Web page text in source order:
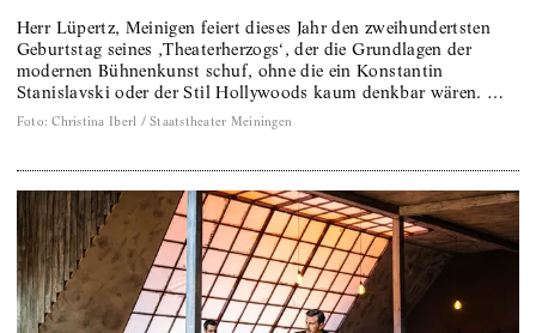
Herr Lüpertz, Meinigen feiert dieses Jahr den zweihundertsten
Geburtstag seines ‚Theaterherzogs‘, der die Grundlagen der
modernen Bühnenkunst schuf, ohne die ein Konstantin
Stanislavski oder der Stil Hollywoods kaum denkbar wären. …
Foto: Christina Iberl / Staatstheater Meiningen